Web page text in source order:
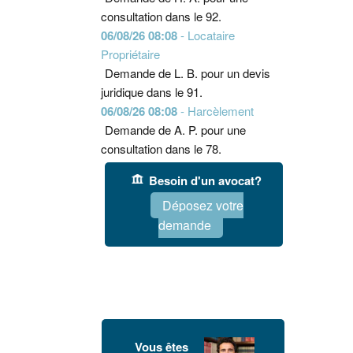
consultation dans le 92.
06/08/26 08:08- Locataire
Propriétaire
Demande de L. B. pour un devis
juridique dans le 91.
06/08/26 08:08- Harcèlement
Demande de A. P. pour une
consultation dans le 78.
Besoin d'un avocat?
Déposez votre
demande
Vous êtes